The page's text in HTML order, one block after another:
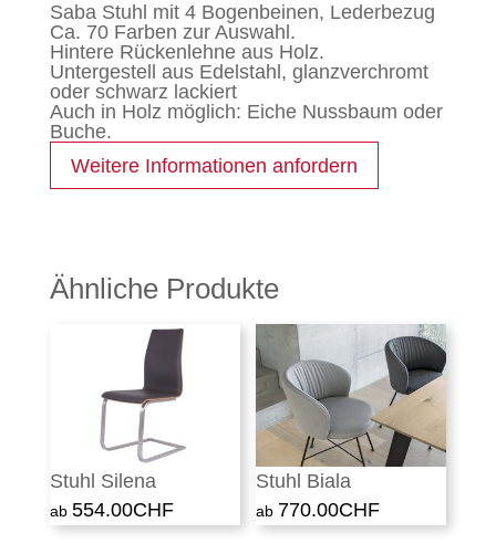
Saba Stuhl mit 4 Bogenbeinen, Lederbezug
Ca. 70 Farben zur Auswahl.
Hintere Rückenlehne aus Holz.
Untergestell aus Edelstahl, glanzverchromt
oder schwarz lackiert
Auch in Holz möglich: Eiche Nussbaum oder
Buche.
Weitere Informationen anfordern
Ähnliche Produkte
Stuhl Silena
554.00CHF
Stuhl Biala
770.00CHF